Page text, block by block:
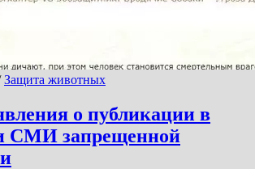
Защита животных
о публикации в
СМИ запрещенной